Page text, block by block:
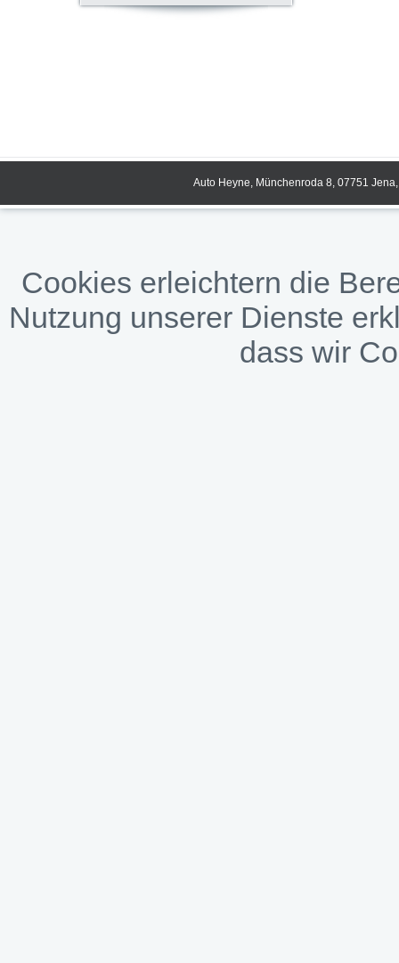
Auto Heyne, Münchenroda 8, 07751
Cookies erleichtern die
Nutzung unserer Dienste
dass wir